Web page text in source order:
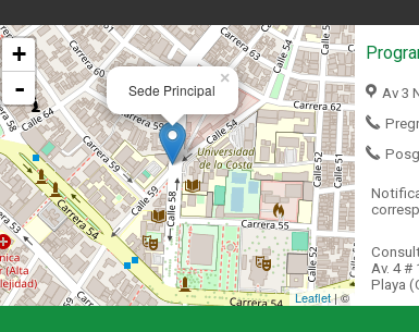
×
Sede Principal
+
-
Leaflet| ©
Av 3
Av. 4 #
Playa